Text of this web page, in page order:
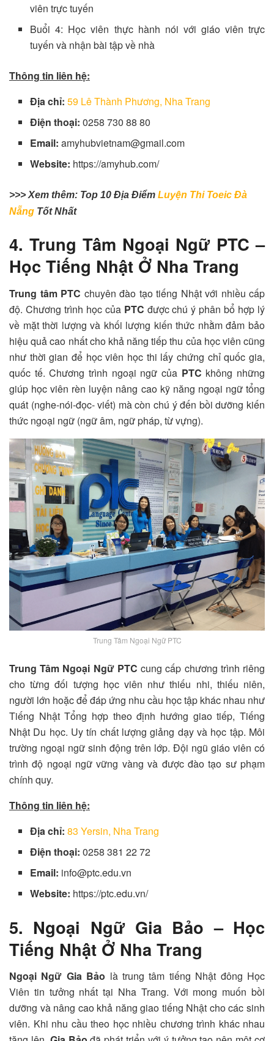
viên trực tuyến
Buổi 4: Học viên thực hành nói với giáo viên trực
tuyến và nhận bài tập về nhà
Thông tin liên hệ:
Địa chỉ: 59 Lê Thành Phương, Nha Trang
Điện thoại: 0258 730 88 80
Email:amyhubvietnam@gmail.com
Website: https://amyhub.com/
>>> Xem thêm: Top 10 Địa Điểm Luyện Thi Toeic Đà
Nẵng Tốt Nhất
4. Trung Tâm Ngoại Ngữ PTC –
Học Tiếng Nhật Ở Nha Trang
Trung tâm PTC chuyên đào tạo tiếng Nhật với nhiều cấp
độ. Chương trình học của PTC được chú ý phân bổ hợp lý
về mặt thời lượng và khối lượng kiến thức nhằm đảm bảo
hiệu quả cao nhất cho khả năng tiếp thu của học viên cũng
như thời gian để học viên học thi lấy chứng chỉ quốc gia,
quốc tế. Chương trình ngoại ngữ của PTC không những
giúp học viên rèn luyện nâng cao kỹ năng ngoại ngữ tổng
quát (nghe-nói-đọc- viết) mà còn chú ý đến bồi dưỡng kiến
thức ngoại ngữ (ngữ âm, ngữ pháp, từ vựng).
Trung Tâm Ngoại Ngữ PTC
Trung Tâm Ngoại Ngữ PTC cung cấp chương trình riêng
cho từng đối tượng học viên như thiếu nhi, thiếu niên,
người lớn hoặc để đáp ứng nhu cầu học tập khác nhau như
Tiếng Nhật Tổng hợp theo định hướng giao tiếp, Tiếng
Nhật Du học. Uy tín chất lượng giảng dạy và học tập. Môi
trường ngoại ngữ sinh động trên lớp. Đội ngũ giáo viên có
trình độ ngoại ngữ vững vàng và được đào tạo sư phạm
chính quy.
Thông tin liên hệ:
Địa chỉ: 83 Yersin, Nha Trang
Điện thoại: 0258 381 22 72
Email: info@ptc.edu.vn
Website: https://ptc.edu.vn/
5. Ngoại Ngữ Gia Bảo – Học
Tiếng Nhật Ở Nha Trang
Ngoại Ngữ Gia Bảo là trung tâm tiếng Nhật đông Học
Viên tin tưởng nhất tại Nha Trang. Với mong muốn bồi
dưỡng và nâng cao khả năng giao tiếng Nhật cho các sinh
viên. Khi nhu cầu theo học nhiều chương trình khác nhau